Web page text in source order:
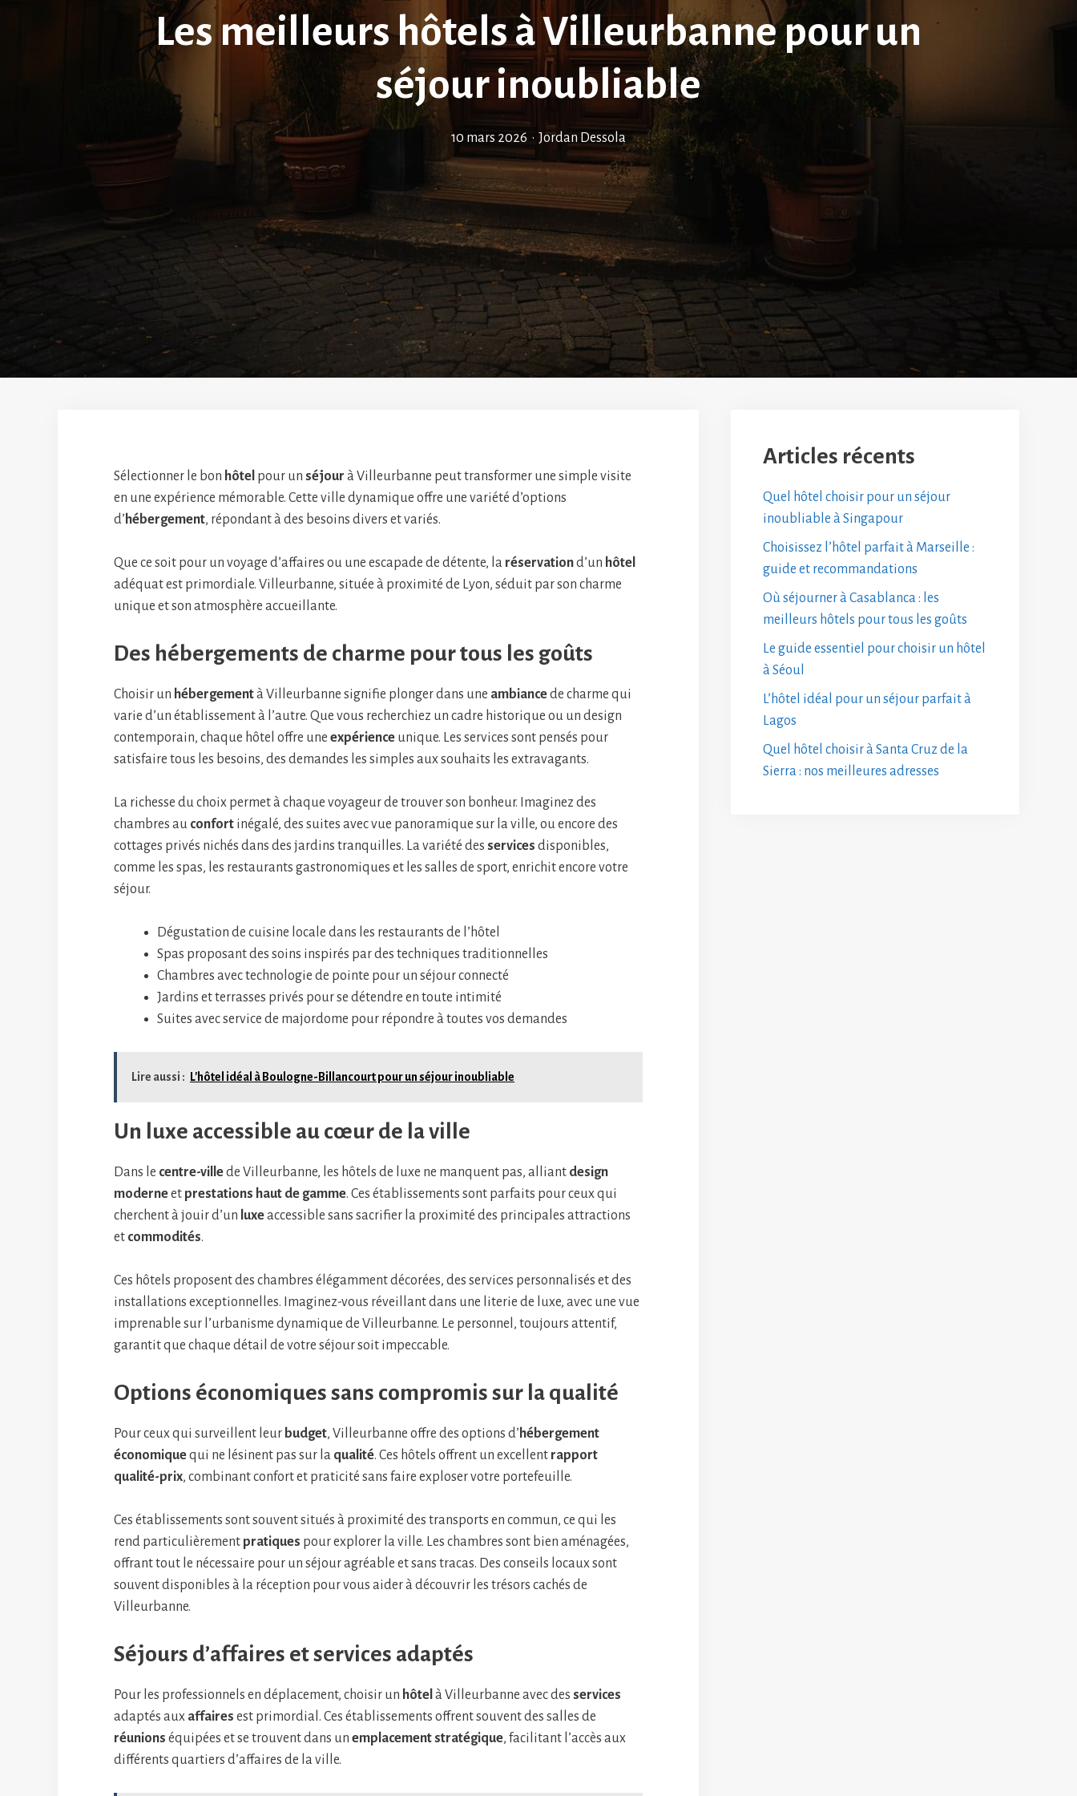
Les meilleurs hôtels à Villeurbanne pour un
séjour inoubliable
10 mars 2026 • Jordan Dessola
Sélectionner le bon hôtel pour un séjour à Villeurbanne peut transformer une simple visite
en une expérience mémorable. Cette ville dynamique offre une variété d’options
d’ hébergement, répondant à des besoins divers et variés.
Que ce soit pour un voyage d’affaires ou une escapade de détente, la réservationd’un hôtel
adéquat est primordiale. Villeurbanne, située à proximité de Lyon, séduit par son charme
unique et son atmosphère accueillante.
Des hébergements de charme pour tous les goûts
Choisir un hébergementà Villeurbanne signifie plonger dans une ambiancede charme qui
varie d’un établissement à l’autre. Que vous recherchiez un cadre historique ou un design
contemporain, chaque hôtel offre une expérience unique. Les services sont pensés pour
satisfaire tous les besoins, des demandes les simples aux souhaits les extravagants.
La richesse du choix permet à chaque voyageur de trouver son bonheur. Imaginez des
chambres au confort inégalé, des suites avec vue panoramique sur la ville, ou encore des
cottages privés nichés dans des jardins tranquilles. La variété des services disponibles,
comme les spas, les restaurants gastronomiques et les salles de sport, enrichit encore votre
séjour.
Dégustation de cuisine locale dans les restaurants de l’hôtel
Spas proposant des soins inspirés par des techniques traditionnelles
Chambres avec technologie de pointe pour un séjour connecté
Jardins et terrasses privés pour se détendre en toute intimité
Suites avec service de majordome pour répondre à toutes vos demandes
Lire aussi : L'hôtel idéal à Boulogne-Billancourt pour un séjour inoubliable
Un luxe accessible au cœur de la ville
Dans le centre-villede Villeurbanne, les hôtels de luxe ne manquent pas, alliant design
moderneet prestations haut de gamme. Ces établissements sont parfaits pour ceux qui
cherchent à jouir d’un luxeaccessible sans sacrifier la proximité des principales attractions
et commodités.
Ces hôtels proposent des chambres élégamment décorées, des services personnalisés et des
installations exceptionnelles. Imaginez-vous réveillant dans une literie de luxe, avec une vue
imprenable sur l’urbanisme dynamique de Villeurbanne. Le personnel, toujours attentif,
garantit que chaque détail de votre séjour soit impeccable.
Options économiques sans compromis sur la qualité
Pour ceux qui surveillent leur budget, Villeurbanne offre des options d’ hébergement
économiquequi ne lésinent pas sur la qualité. Ces hôtels offrent un excellent rapport
qualité-prix, combinant confort et praticité sans faire exploser votre portefeuille.
Ces établissements sont souvent situés à proximité des transports en commun, ce qui les
rend particulièrement pratiques pour explorer la ville. Les chambres sont bien aménagées,
offrant tout le nécessaire pour un séjour agréable et sans tracas. Des conseils locaux sont
souvent disponibles à la réception pour vous aider à découvrir les trésors cachés de
Villeurbanne.
Séjours d’affaires et services adaptés
Pour les professionnels en déplacement, choisir un hôtel à Villeurbanne avec des services
adaptés aux affaires est primordial. Ces établissements offrent souvent des salles de
réunions équipées et se trouvent dans un emplacement stratégique, facilitant l’accès aux
différents quartiers d’affaires de la ville.
Articles récents
Quel hôtel choisir pour un séjour
inoubliable à Singapour
Choisissez l’hôtel parfait à Marseille :
guide et recommandations
Où séjourner à Casablanca : les
meilleurs hôtels pour tous les goûts
Le guide essentiel pour choisir un hôtel
à Séoul
L’hôtel idéal pour un séjour parfait à
Lagos
Quel hôtel choisir à Santa Cruz de la
Sierra : nos meilleures adresses